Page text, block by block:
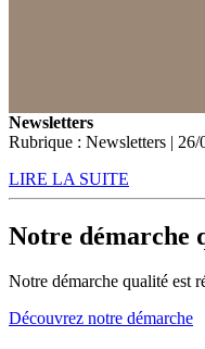
Newsletters
Rubrique : Newsletters | 26/
LIRE LA SUITE
Notre démarche
Notre démarche qualité est
Découvrez notre démarche